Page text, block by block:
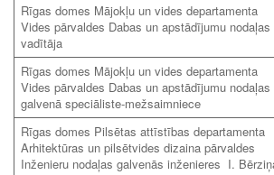
Rīgas domes Mājokļu un vides departamenta
Vides pārvaldes Dabas un apstādījumu nodaļas
vadītāja
Rīgas domes Mājokļu un vides departamenta
Vides pārvaldes Dabas un apstādījumu nodaļas
galvenā speciāliste-mežsaimniece
Rīgas domes Pilsētas attīstības departamenta
Arhitektūras un pilsētvides dizaina pārvaldes
Inženieru nodaļas galvenās inženieres I.